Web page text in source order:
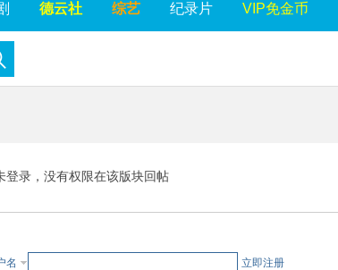
德云社 综艺 纪录片 VIP免金币
登录，没有权限在该版块回帖
名 立即注册